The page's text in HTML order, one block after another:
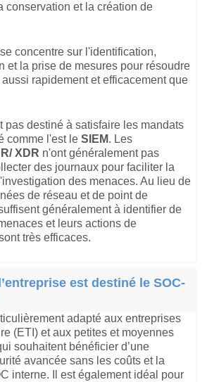
conservation et la création de
se concentre sur l'identification,
et la prise de mesures pour résoudre
aussi rapidement et efficacement que
pas destiné à satisfaire les mandats
comme l'est leSIEM. Les
XDR n'ont généralement pas
des journaux pour faciliter la
des menaces. Au lieu de
de réseau et de point de
généralement à identifier de
et leurs actions de
très efficaces.
est destiné le SOC-
adapté aux entreprises
(ETI) et aux petites et moyennes
souhaitent bénéficier d’une
avancée sans les coûts et la
interne. Il est également idéal pour